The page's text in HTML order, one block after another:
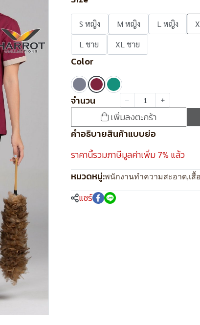
S หญิง M หญิง L หญิง
L ชาย
XL ชาย
Color
จำนวน
เพิ่มลงตะกร้า
คำอธิบายสินค้าแบบย่อ
ราคานี้รวมภาษีมูลค่าเพิ่ม 7% แล้ว
หมวดหมู่:พนักงานทำความสะอาด,เ
แชร์